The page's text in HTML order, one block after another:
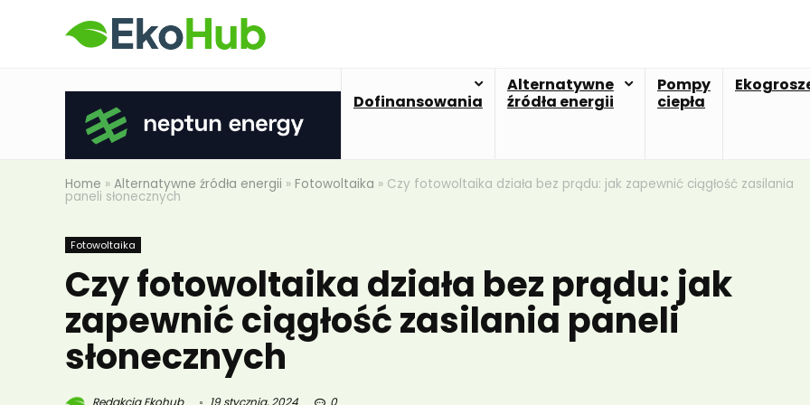
Dofinansowania
Alternatywne
źródła energii
Pompy
ciepła
Home » Alternatywne źródła energii » Fotowoltaika » Czy fotowoltaika działa bez prądu: jak zapewnić ciągłość zasilania
paneli słonecznych
Fotowoltaika
Czy fotowoltaika działa bez prądu: jak
zapewnić ciągłość zasilania paneli
słonecznych